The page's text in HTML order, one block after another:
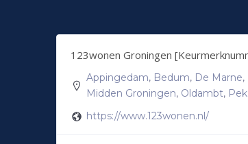
123wonen Groningen
Appingedam, Bedum, De Marne,
Midden Groningen, Oldambt,
https://www.123wonen.nl/